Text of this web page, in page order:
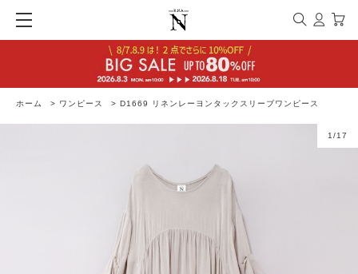
ホーム > ワンピース > D1669 リネンレーヨンタックスリーブワンピース
1 /17